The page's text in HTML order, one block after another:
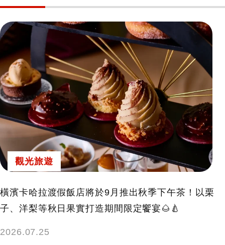
觀光旅遊
橫濱卡哈拉渡假飯店將於9月推出秋季下午茶！以栗
子、洋梨等秋日果實打造期間限定饗宴🌰🍐
2026.07.25